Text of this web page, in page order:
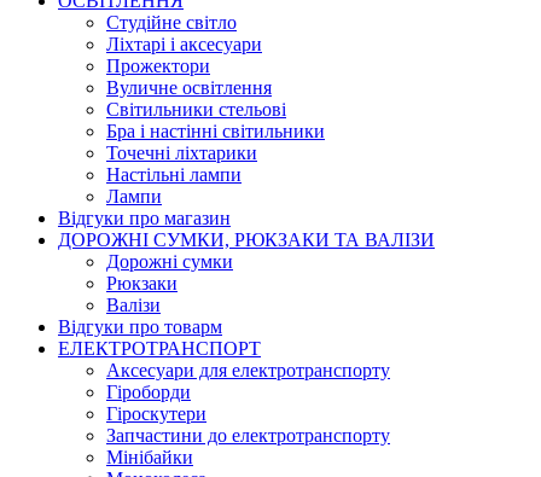
Студійне світло
Ліхтарі і аксесуари
Прожектори
Вуличне освітлення
Світильники стельові
Бра і настінні світильники
Точечні ліхтарики
Настільні лампи
Лампи
Відгуки про магазин
ДОРОЖНІ СУМКИ, РЮКЗАКИ ТА ВАЛІЗИ
Дорожні сумки
Рюкзаки
Валізи
Відгуки про товарм
ЕЛЕКТРОТРАНСПОРТ
Аксесуари для електротранспорту
Гіроборди
Гіроскутери
Запчастини до електротранспорту
Мінібайки